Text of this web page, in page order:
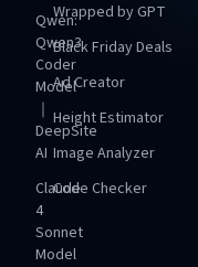
Qwen:
Qwen3
Coder
Model
｜
DeepSite
AI
Claude
4
Sonnet
Model
Wrapped by GPT
Black Friday Deals
Ad Creator
Height Estimator
Image Analyzer
Code Checker